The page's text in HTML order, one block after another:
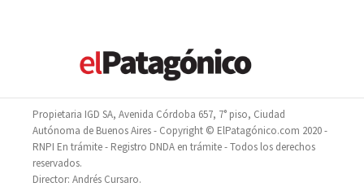
Propietaria IGD SA, Avenida Córdoba 657, 7° piso, Ciudad
Autónoma de Buenos Aires - Copyright © ElPatagónico.com 2020 -
RNPI En trámite - Registro DNDA en trámite - Todos los derechos
reservados.
Director: Andrés Cursaro.